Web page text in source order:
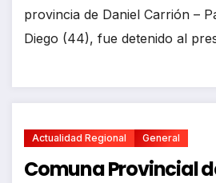
provincia de Daniel Carrión –
Diego (44), fue detenido al
Actualidad Regional General
Comuna Provincial